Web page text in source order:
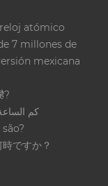
atómico
7 millones de
mexicana
كم
ですか？